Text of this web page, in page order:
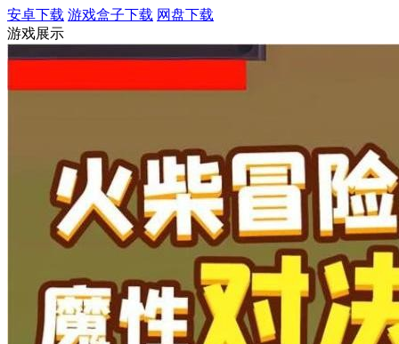
安卓下载 游戏盒子下载 网盘下载
游戏展示